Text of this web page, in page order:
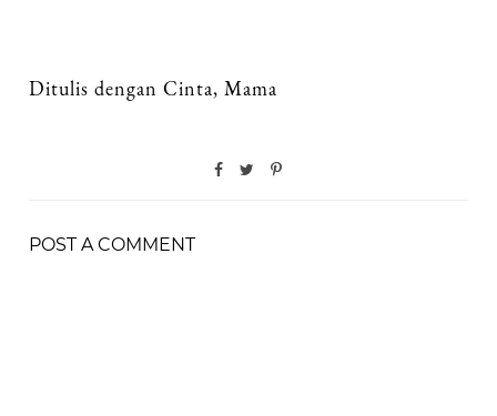
Ditulis dengan Cinta, Mama
POST A COMMENT